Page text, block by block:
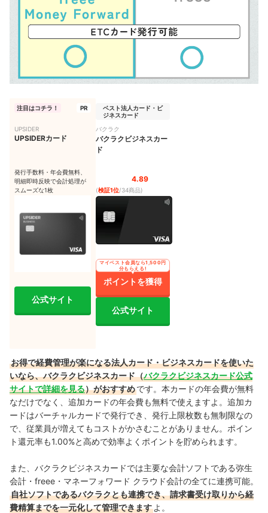
注目はコチラ！ PR
UPSIDER
UPSIDERカード
発行手数料・年会費無料、
明細即時反映で会計処理が
スムーズな1枚
公式サイト
ベスト法人カード・ビ
ジネスカード
バクラク
バクラクビジネスカー
ド
4.89
(検証1位/34商品)
ポイントを獲得
マイベスト会員なら1,500円
分もらえる!
公式サイト
お得で経費管理が楽になる法人カード・ビジネスカードを使いた
いなら、バクラクビジネスカード（バクラクビジネスカード公式
サイトで詳細を見る）がおすすめです。本カードの年会費が無料
なだけでなく、追加カードの年会費も無料で使えますよ。追加カ
ードはバーチャルカードで発行でき、発行上限枚数も無制限なの
で、従業員が増えてもコストがかさむことがありません。ポイン
ト還元率も1.00%と高めで効率よくポイントを貯められます。
また、バクラクビジネスカードでは主要な会計ソフトである弥生
会計・freee・マネーフォワード クラウド会計の全てに連携可能。
自社ソフトであるバクラクとも連携でき、請求書受け取りから経
費精算までを一元化して管理できます よ。